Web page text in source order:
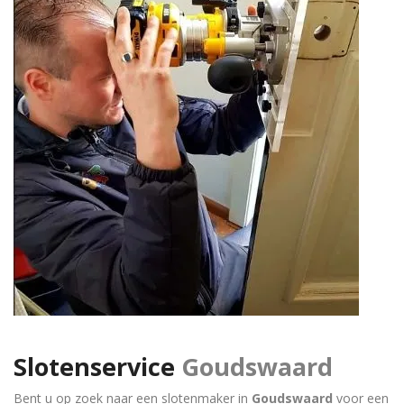
Slotenservice Goudswaard
Bent u op zoek naar een slotenmaker in Goudswaard voor een